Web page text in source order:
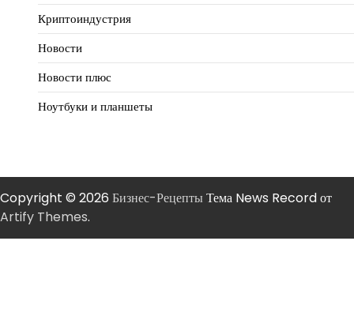
Криптоиндустрия
Новости
Новости плюс
Ноутбуки и планшеты
Copyright © 2026 Бизнес-РецептыТема News Record от
Artify Themes.